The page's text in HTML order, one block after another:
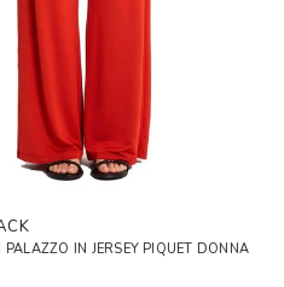
PALAZZO IN JERSEY PIQUET DONNA